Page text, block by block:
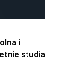
i
studia